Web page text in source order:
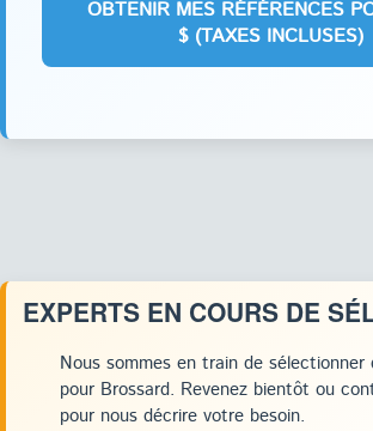
EXPERTS EN COURS DE
Nous sommes en train de sélectionner
pour Brossard. Revenez bientôt ou
pour nous décrire votre besoin.